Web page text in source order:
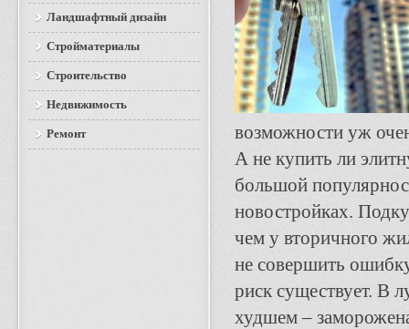
возможности уж
А не купить ли
большой
новостройках.
чем у вторичного
не совершить
риск существует. В
худшем –
Ландшафтный дизайн
Стройматериалы
Строительство
Недвижимость
Ремонт